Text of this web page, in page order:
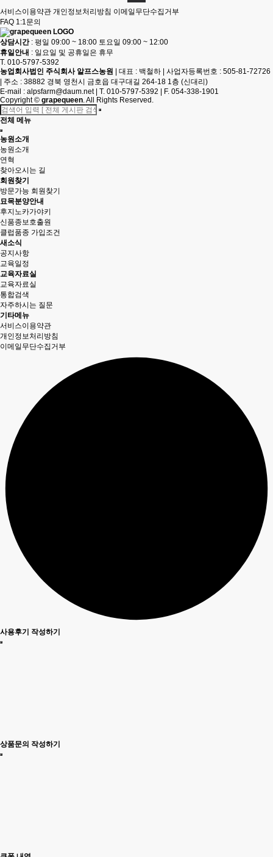
서비스이용약관 개인정보처리방침 이메일무단수집거부
FAQ 1:1문의
상담시간: 평일 09:00 ~ 18:00 토요일 09:00 ~ 12:00
휴일안내 : 일요일 및 공휴일은 휴무
T. 010-5797-5392
농업회사법인 주식회사 알프스농원 | 대표 : 백철하 | 사업자등록번호 : 505-81-72726
| 주소 : 38882 경북 영천시 금호읍 대구대길 264-18 1층 (신대리)
E-mail : alpsfarm@daum.net | T. 010-5797-5392 | F. 054-338-1901
Copyright© grapequeen. All Rights Reserved.
전체 메뉴
농원소개
농원소개
연혁
찾아오시는 길
회원찾기
방문가능 회원찾기
묘목분양안내
후지노카가야키
신품종보호출원
클럽품종 가입조건
새소식
공지사항
교육일정
교육자료실
교육자료실
통합검색
자주하시는 질문
기타메뉴
서비스이용약관
개인정보처리방침
이메일무단수집거부
사용후기 작성하기
상품문의 작성하기